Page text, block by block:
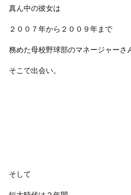
真ん中の彼女は
２００７年から２００９年まで
務めた母校野球部のマネージャーさ
そこで出会い。
そして